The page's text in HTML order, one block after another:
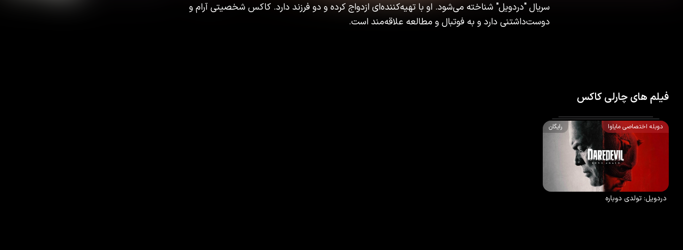
سریال "دردویل" شناخته می‌شود. او با تهیه‌کننده‌ای ازدواج کرده و دو فرزند دارد. کاکس شخصیتی آرام و
دوست‌داشتنی دارد و به فوتبال و مطالعه علاقه‌مند است.
فیلم های چارلی کاکس
دوبله اختصاصی مایاوا رایگان
73%
دردویل: تولدی دوباره